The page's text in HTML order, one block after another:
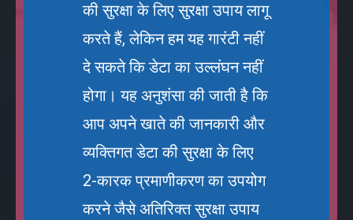
की सुरक्षा के लिए सुरक्षा उपाय लागू
करते हैं, लेकिन हम यह गारंटी नहीं
दे सकते कि डेटा का उल्लंघन नहीं
होगा। यह अनुशंसा की जाती है कि
आप अपने खाते की जानकारी और
व्यक्तिगत डेटा की सुरक्षा के लिए
2-कारक प्रमाणीकरण का उपयोग
करने जैसे अतिरिक्त सुरक्षा उपाय